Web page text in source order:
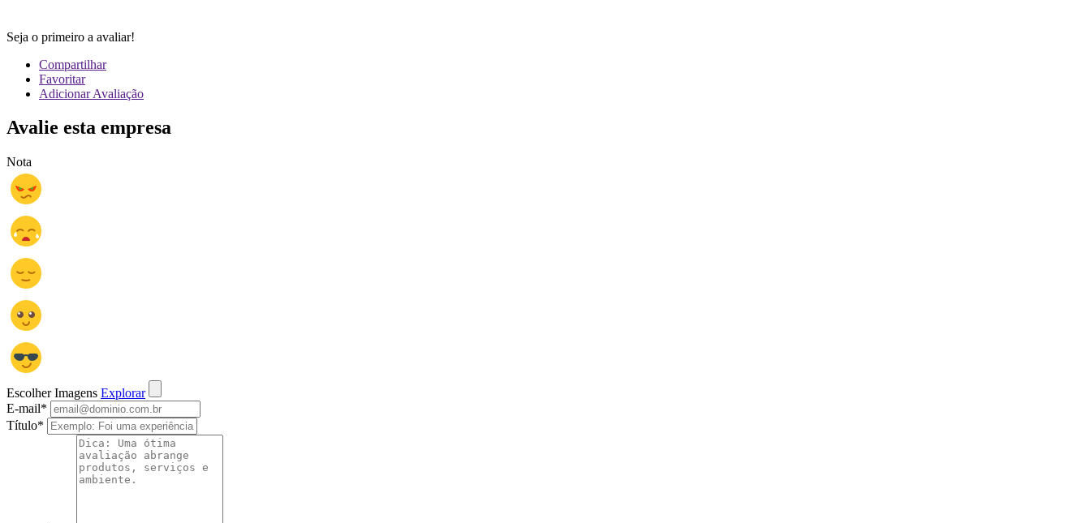
Seja o primeiro a avaliar!
Compartilhar
Favoritar
Adicionar Avaliação
Avalie esta empresa
Nota
Escolher Imagens Explorar
E-mail*
Título*